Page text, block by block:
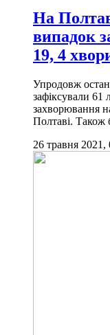
На
випадок
19, 4
Упродовж
зафіксували 61
захворювання
Полтаві. Також
26 травня 2021,